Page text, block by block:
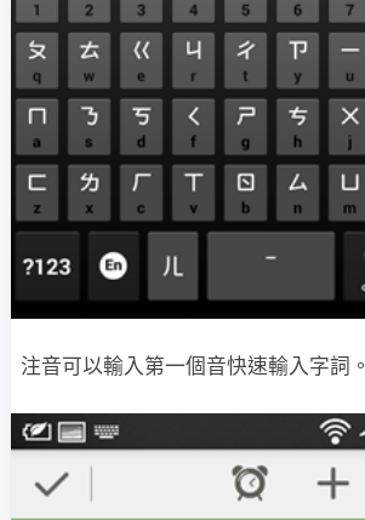
注音可以輸入第一個音快速輸入字詞。